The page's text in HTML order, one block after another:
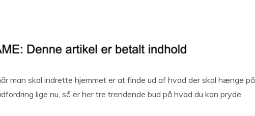
man skal indrette hjemmet er at finde ud af hvad der skal hænge på
lige nu, så er her tre trendende bud på hvad du kan pryde